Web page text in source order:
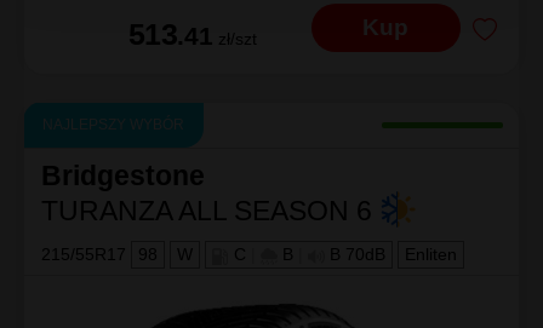
513.41 zł/szt Kup
NAJLEPSZY WYBÓR
Bridgestone
TURANZA ALL SEASON 6
215/55R17 98 W C B B 70dB Enliten